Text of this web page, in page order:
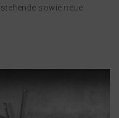
sowie neue